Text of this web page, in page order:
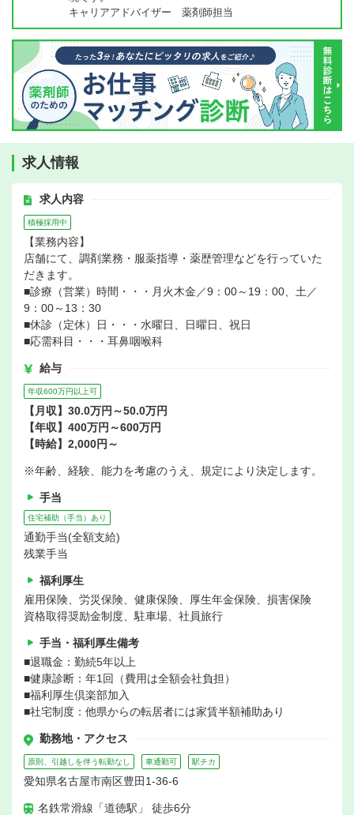
キャリアアドバイザー 薬剤師担当
求人情報
求人内容
積極採用中
【業務内容】
店舗にて、調剤業務・服薬指導・薬歴管理などを行っていた
だきます。
■診療（営業）時間・・・月火木金／9：00～19：00、土／
9：00～13：30
■休診（定休）日・・・水曜日、日曜日、祝日
■応需科目・・・耳鼻咽喉科
給与
年収600万円以上可
【月収】30.0万円～50.0万円
【年収】400万円～600万円
【時給】2,000円～
※年齢、経験、能力を考慮のうえ、規定により決定します。
手当
住宅補助（手当）あり
通勤手当(全額支給)
残業手当
福利厚生
雇用保険、労災保険、健康保険、厚生年金保険、損害保険
資格取得奨励金制度、駐車場、社員旅行
手当・福利厚生備考
■退職金：勤続5年以上
■健康診断：年1回（費用は全額会社負担）
■福利厚生倶楽部加入
■社宅制度：他県からの転居者には家賃半額補助あり
勤務地・アクセス
原則、引越しを伴う転勤なし 車通勤可 駅チカ
愛知県名古屋市南区豊田1-36-6
名鉄常滑線「道徳駅」 徒歩6分